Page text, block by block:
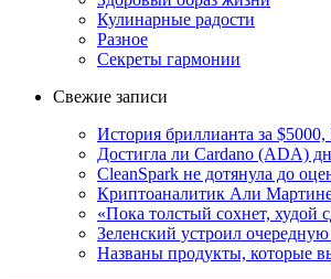
Кулинарные радости
Разное
Секреты гармонии
Свежие записи
История бриллианта за
Достигла ли Cardano (ADA)
CleanSpark не дотянула до
Криптоаналитик Али
«Пока толстый сохнет, худой
Зеленский устроил
Названы продукты, которые